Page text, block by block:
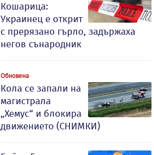
Кошарица:
Украинец е открит
с прерязано гърло, задържаха
негов сънародник
Обновена
Кола се запали на
магистрала
„Хемус“ и блокира
движението (СНИМКИ)